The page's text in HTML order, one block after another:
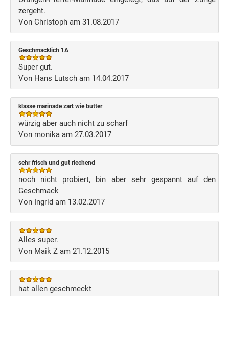
zergeht.
Von Christoph am 31.08.2017
Geschmacklich 1A
Super gut.
Von Hans Lutsch am 14.04.2017
klasse marinade zart wie butter
würzig aber auch nicht zu scharf
Von monika am 27.03.2017
sehr frisch und gut riechend
noch nicht probiert, bin aber sehr gespannt auf den
Geschmack
Von Ingrid am 13.02.2017
Alles super.
Von Maik Z am 21.12.2015
hat allen geschmeckt